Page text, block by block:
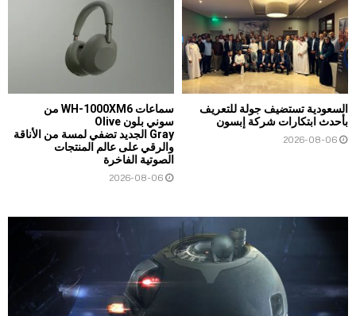
السعودية تستضيف جولة للتعريف
بأحدث ابتكارات شركة إبسون
2026-08-06
سماعات WH-1000XM6 من
سوني بلون Olive
Gray الجديد تضفي لمسة من الأناقة
والرقي على عالم المنتجات
الصوتية الفاخرة
2026-08-06